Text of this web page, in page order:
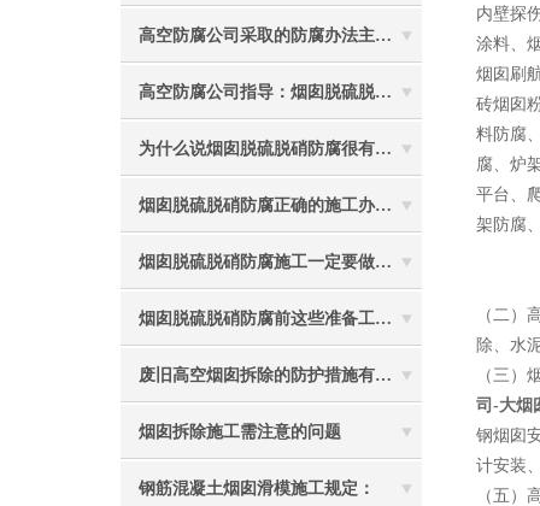
高空防腐公司采取的防腐办法主要有哪些？
高空防腐公司指导：烟囱脱硫脱硝防腐施工要注意些什么？
为什么说烟囱脱硫脱硝防腐很有必要
烟囱脱硫脱硝防腐正确的施工办法由高空防腐公司说与你听
烟囱脱硫脱硝防腐施工一定要做好防护工作
烟囱脱硫脱硝防腐前这些准备工作要做到位
废旧高空烟囱拆除的防护措施有哪些？
烟囱拆除施工需注意的问题
钢筋混凝土烟囱滑模施工规定：
内壁探
涂料、
烟囱刷
砖烟囱
料防腐
腐、炉
平台、
架防腐
（二）
除、水
（三）
司-大烟
钢烟囱
计安装
（五）